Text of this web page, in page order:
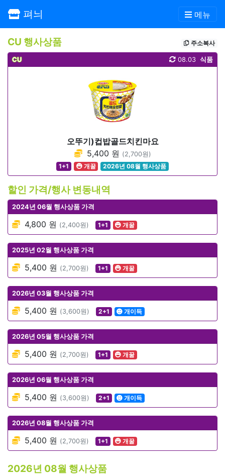
펴늬 메뉴
CU 행사상품 주소복사
CU 식품
08.03
오뚜기)컵밥골드치킨마요
5,400 원 (2,700원)
1+1
개꿀 2026년 08월 행사상품
할인 가격/행사 변동내역
2024년 06월 행사상품 가격
4,800 원 (2,400원) 1+1 개꿀
2025년 02월 행사상품 가격
5,400 원 (2,700원) 1+1 개꿀
2026년 03월 행사상품 가격
5,400 원 (3,600원) 2+1 개이득
2026년 05월 행사상품 가격
5,400 원 (2,700원) 1+1 개꿀
2026년 06월 행사상품 가격
5,400 원 (3,600원) 2+1 개이득
2026년 08월 행사상품 가격
5,400 원 (2,700원) 1+1 개꿀
2026년 08월 행사상품